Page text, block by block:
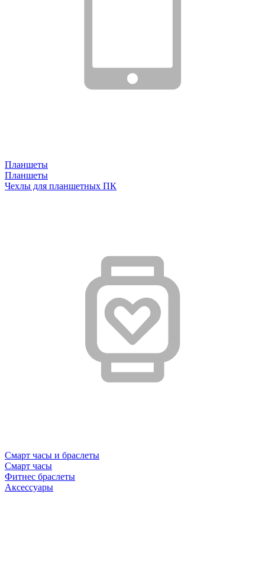
Планшеты
Планшеты
Чехлы для планшетных ПК
Смарт часы и браслеты
Смарт часы
Фитнес браслеты
Аксессуары